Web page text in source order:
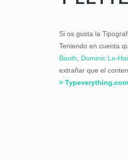
Si os gusta la
Teniendo en cuenta
Booth
Dominic Le-
extrañar que el
> Typeverything.com